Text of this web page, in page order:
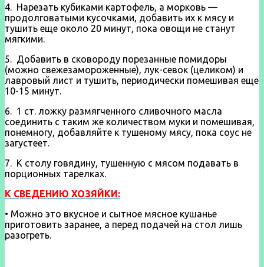
4. Нарезать кубиками картофель, а морковь —
продолговатыми кусочками, добавить их к мясу и
тушить еще около 20 минут, пока овощи не станут
мягкими.
5. До­бавить в сковороду порезанные помидоры
(можно свежезаморожен­ные), лук-севок (целиком) и
лавровый лист и тушить, периодически помешивая еще
10-15 минут.
6. 1 ст. ложку размягченного сливоч­ного масла
соединить с таким же количеством муки и помешивая,
по­немногу, добавляйте к тушеному мясу, пока соус не
загустеет.
7. К столу говядину, тушенную с мясом подавать в
порционных тарелках.
К СВЕДЕНИЮ ХОЗЯЙКИ:
• Можно это вкусное и сытное мясное кушанье
приготовить заранее, а перед подачей на стол лишь
разогреть.